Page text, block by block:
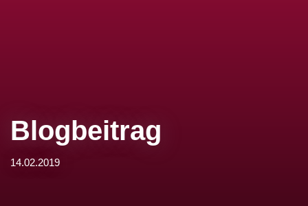
Blogbeitrag
14.02.2019